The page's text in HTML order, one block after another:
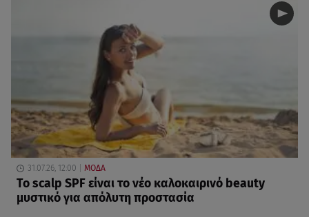
31.07.26, 12:00 ΜΟΔΑ
Το scalp SPF είναι το νέο καλοκαιρινό beauty
μυστικό για απόλυτη προστασία